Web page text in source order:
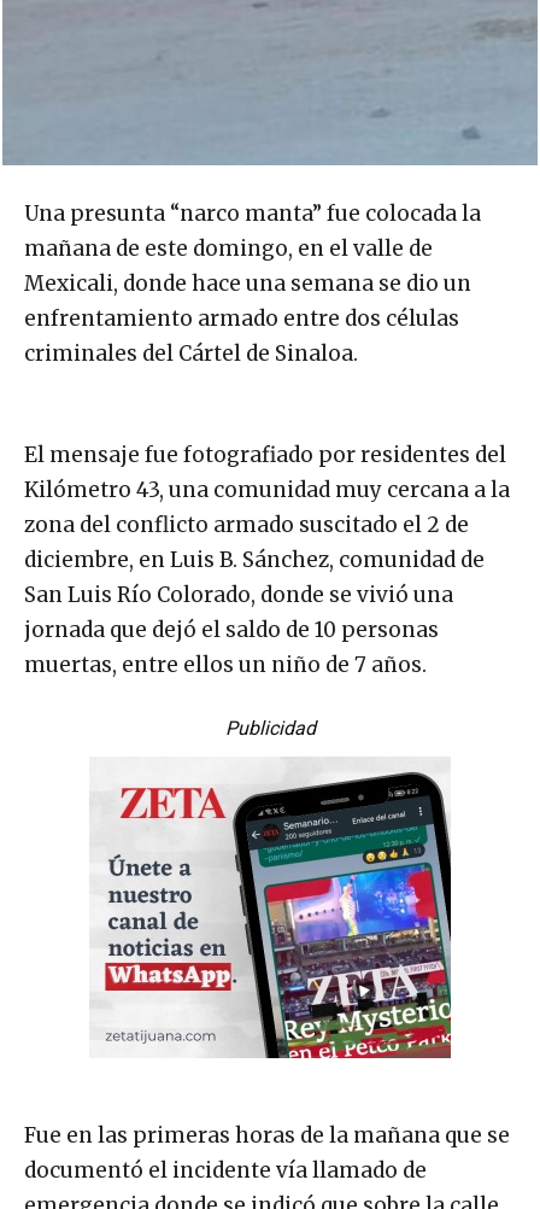
Una presunta “narco manta” fue colocada la
mañana de este domingo, en el valle de
Mexicali, donde hace una semana se dio un
enfrentamiento armado entre dos células
criminales del Cártel de Sinaloa.
El mensaje fue fotografiado por residentes del
Kilómetro 43, una comunidad muy cercana a la
zona del conflicto armado suscitado el 2 de
diciembre, en Luis B. Sánchez, comunidad de
San Luis Río Colorado, donde se vivió una
jornada que dejó el saldo de 10 personas
muertas, entre ellos un niño de 7 años.
Publicidad
Fue en las primeras horas de la mañana que se
documentó el incidente vía llamado de